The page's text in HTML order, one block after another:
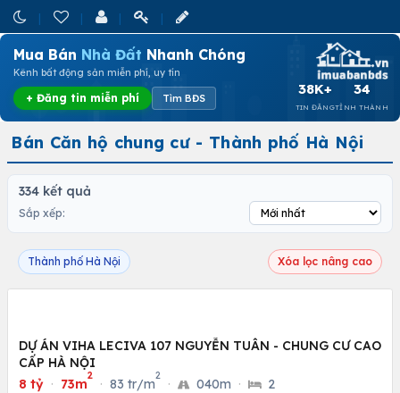
Mua Bán Nhà Đất Nhanh Chóng
Kênh bất động sản miễn phí, uy tín
+ Đăng tin miễn phí Tìm BĐS
38K+
TIN ĐĂNG
34
TỈNH THÀNH
Bán Căn hộ chung cư - Thành phố Hà Nội
334 kết quả
Sắp xếp:
Thành phố Hà Nội Xóa lọc nâng cao
DỰ ÁN VIHA LECIVA 107 NGUYỄN TUÂN - CHUNG CƯ CAO
CẤP HÀ NỘI
8 tỷ · 73m
2
· 83 tr/m
2
· 040m · 2